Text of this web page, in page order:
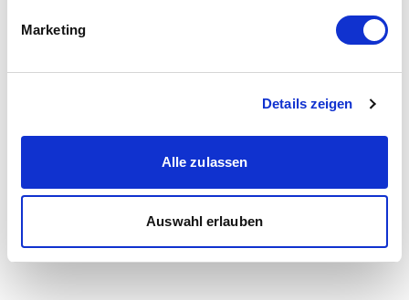
Marketing
Details zeigen
Alle zulassen
Auswahl erlauben